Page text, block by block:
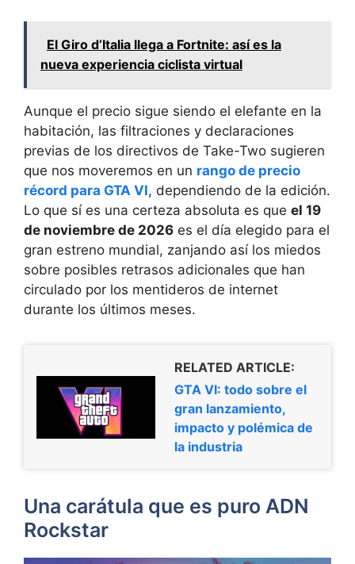
El Giro d’Italia llega a Fortnite: así es la
nueva experiencia ciclista virtual
Aunque el precio sigue siendo el elefante en la
habitación, las filtraciones y declaraciones
previas de los directivos de Take-Two sugieren
que nos moveremos en un rango de precio
récord para GTA VI, dependiendo de la edición.
Lo que sí es una certeza absoluta es que el 19
de noviembre de 2026 es el día elegido para el
gran estreno mundial, zanjando así los miedos
sobre posibles retrasos adicionales que han
circulado por los mentideros de internet
durante los últimos meses.
RELATED ARTICLE:
GTA VI: todo sobre el
gran lanzamiento,
impacto y polémica de
la industria
Una carátula que es puro ADN
Rockstar